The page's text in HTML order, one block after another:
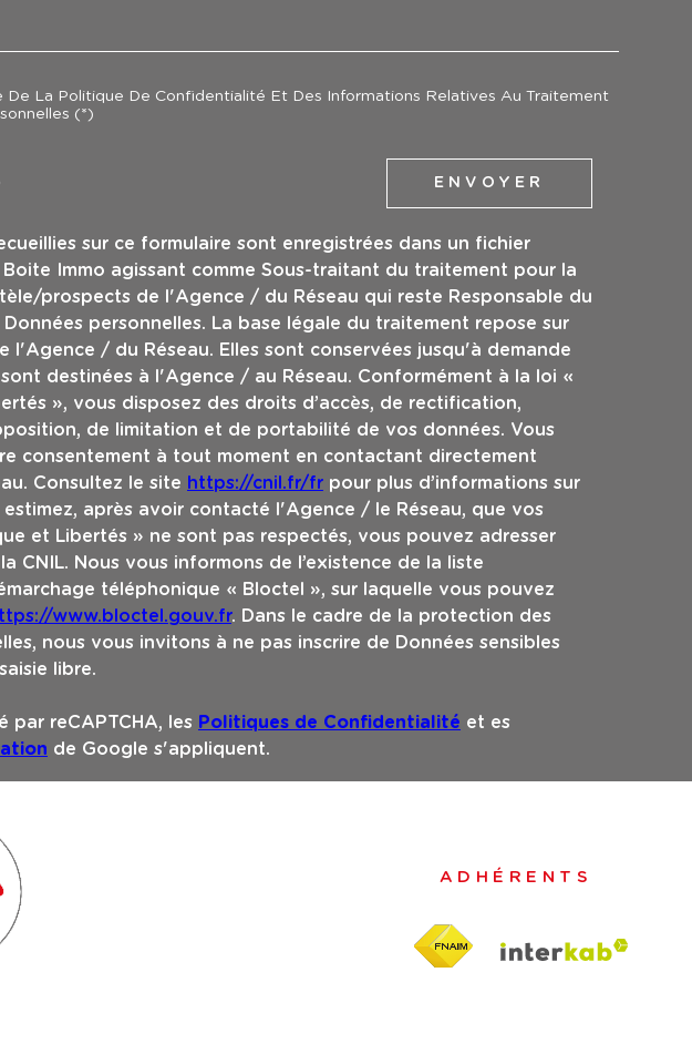
De La Politique De Confidentialité Et Des Informations Relatives Au Traitement
(*)
ENVOYER
sur ce formulaire sont enregistrées dans un fichier
Immo agissant comme Sous-traitant du traitement pour la
prospects de l'Agence / du Réseau qui reste Responsable du
personnelles. La base légale du traitement repose sur
l'Agence / du Réseau. Elles sont conservées jusqu'à demande
destinées à l'Agence / au Réseau. Conformément à la loi «
», vous disposez des droits d’accès, de rectification,
de limitation et de portabilité de vos données. Vous
consentement à tout moment en contactant directement
Consultez le site https://cnil.fr/fr pour plus d’informations sur
après avoir contacté l'Agence / le Réseau, que vos
et Libertés » ne sont pas respectés, vous pouvez adresser
CNIL. Nous vous informons de l’existence de la liste
téléphonique « Bloctel », sur laquelle vous pouvez
www.bloctel.gouv.fr. Dans le cadre de la protection des
nous vous invitons à ne pas inscrire de Données sensibles
libre.
par reCAPTCHA, les Politiques de Confidentialité et es
de Google s'appliquent.
ADHÉRENTS